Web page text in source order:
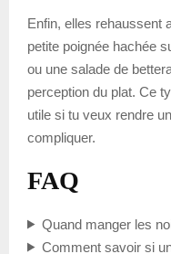
Enfin, elles rehaussent
petite poignée hachée
ou une salade de
perception du plat. Ce
utile si tu veux rendre
compliquer.
FAQ
Quand manger les
Comment savoir si